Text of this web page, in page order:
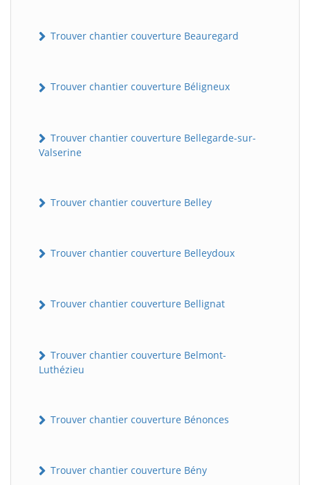
Trouver chantier couverture Beauregard
Trouver chantier couverture Béligneux
Trouver chantier couverture Bellegarde-sur-
Valserine
Trouver chantier couverture Belley
Trouver chantier couverture Belleydoux
Trouver chantier couverture Bellignat
Trouver chantier couverture Belmont-
Luthézieu
Trouver chantier couverture Bénonces
Trouver chantier couverture Bény